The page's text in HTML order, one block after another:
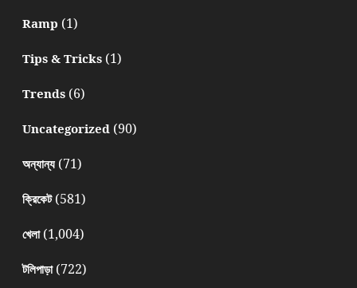
Ramp (1)
Tips & Tricks(1)
Trends(6)
Uncategorized(90)
অন্যান্য(71)
ক্রিকেট(581)
খেলা(1,004)
টলিপাড়া(722)